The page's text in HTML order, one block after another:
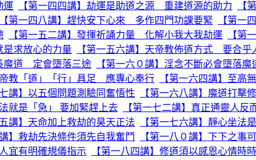
運 【第一四四講】劫運是助道之源 重建道源的助力 【
【第一四八講】趕快安下心來 多作四門功課要緊 【第一
【第一五二講】發揮祈誦力量 化解小我大我劫運 【第
求放心的力量 【第一五六講】天帝教佈道方式 要合乎
魔道 定會墮落三途 【第一六０講】淫念不斷必會墮落魔
帝教「道」「行」具足 應專心奉行 【第一六四講】至高
七講】以五個問題測驗同奮悟性 【第一六八講】魔道打
就是「急」 要加緊趕上去 【第一七二講】真正通靈人反
五講】天命加上救劫的昊天正法 【第一七六講】靜心坐法
】救劫先決條件須先自我奮鬥 【第一八０講】下下之事
宜有明確規儀指示 【第一八四講】修道須以感恩心情時